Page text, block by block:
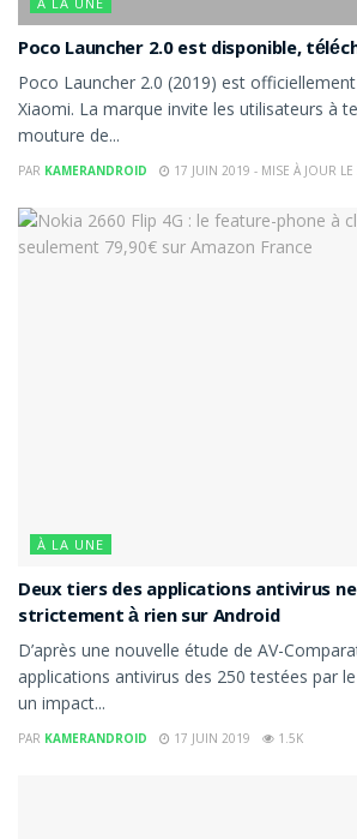
Poco Launcher 2.0 est disponible,
Poco Launcher 2.0 (2019) est
Xiaomi. La marque invite les utilisateurs à
mouture de...
PAR KAMERANDROID 17 JUIN 2019 - MISE À JOUR
À LA UNE
Deux tiers des applications antivirus
strictement à rien sur Android
D’après une nouvelle étude de AV-
applications antivirus des 250 testées par
un impact...
PAR KAMERANDROID 17 JUIN 2019 1.5K